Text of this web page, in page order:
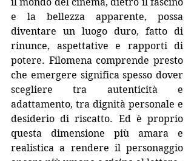
e la bellezza apparente, possa
diventare un luogo duro, fatto di
rinunce, aspettative e rapporti di
potere. Filomena comprende presto
che emergere significa spesso dover
scegliere tra autenticità e
adattamento, tra dignità personale e
desiderio di riscatto. Ed è proprio
questa dimensione più amara e
realistica a rendere il personaggio